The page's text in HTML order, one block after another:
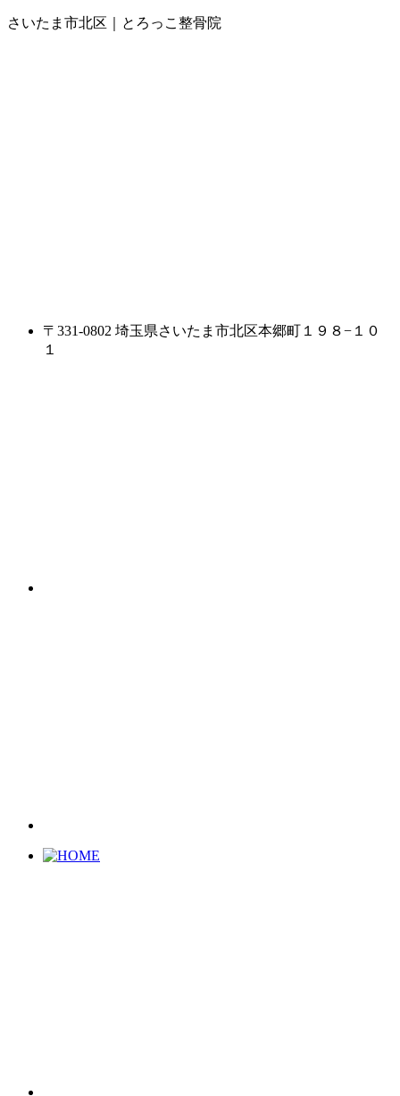
さいたま市北区｜とろっこ整骨院
〒331-0802 埼玉県さいたま市北区本郷町１９８−１０
１